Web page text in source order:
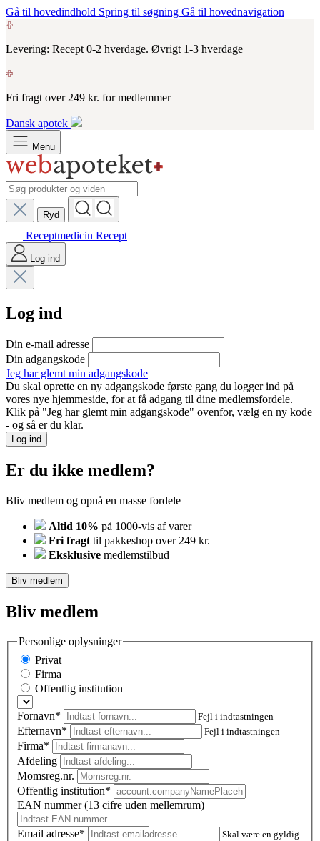
Gå til hovedindhold Spring til søgning Gå til hovednavigation
Levering: Recept 0-2 hverdage. Øvrigt 1-3 hverdage
Fri fragt over 249 kr. for medlemmer
Dansk apotek
Menu
Ryd
Receptmedicin Recept
Log ind
Log ind
Din e-mail adresse
Din adgangskode
Jeg har glemt min adgangskode
Du skal oprette en ny adgangskode første gang du logger ind på
vores nye hjemmeside, for at få adgang til dine medlemsfordele.
Klik på "Jeg har glemt min adgangskode" ovenfor, vælg en ny kode
- og så er du klar.
Log ind
Er du ikke medlem?
Bliv medlem og opnå en masse fordele
Altid 10% på 1000-vis af varer
Fri fragt til pakkeshop over 249 kr.
Eksklusive medlemstilbud
Bliv medlem
Bliv medlem
Personlige oplysninger
Privat
Firma
Offentlig institution
Fornavn* Fejl i indtastningen
Efternavn* Fejl i indtastningen
Firma*
Afdeling
Momsreg.nr.
Offentlig institution*
EAN nummer (13 cifre uden mellemrum)
Email adresse*
Skal være en gyldig